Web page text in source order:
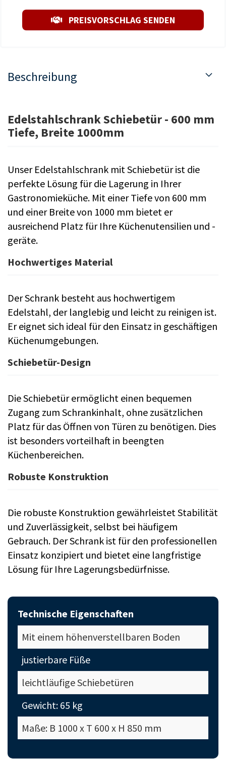
PREISVORSCHLAG SENDEN
Beschreibung
Edelstahlschrank Schiebetür - 600 mm
Tiefe, Breite 1000mm
Unser Edelstahlschrank mit Schiebetür ist die
perfekte Lösung für die Lagerung in Ihrer
Gastronomieküche. Mit einer Tiefe von 600 mm
und einer Breite von 1000 mm bietet er
ausreichend Platz für Ihre Küchenutensilien und -
geräte.
Hochwertiges Material
Der Schrank besteht aus hochwertigem
Edelstahl, der langlebig und leicht zu reinigen ist.
Er eignet sich ideal für den Einsatz in geschäftigen
Küchenumgebungen.
Schiebetür-Design
Die Schiebetür ermöglicht einen bequemen
Zugang zum Schrankinhalt, ohne zusätzlichen
Platz für das Öffnen von Türen zu benötigen. Dies
ist besonders vorteilhaft in beengten
Küchenbereichen.
Robuste Konstruktion
Die robuste Konstruktion gewährleistet Stabilität
und Zuverlässigkeit, selbst bei häufigem
Gebrauch. Der Schrank ist für den professionellen
Einsatz konzipiert und bietet eine langfristige
Lösung für Ihre Lagerungsbedürfnisse.
Technische Eigenschaften
Mit einem höhenverstellbaren Boden
justierbare Füße
leichtläufige Schiebetüren
Gewicht: 65 kg
Maße: B 1000 x T 600 x H 850 mm